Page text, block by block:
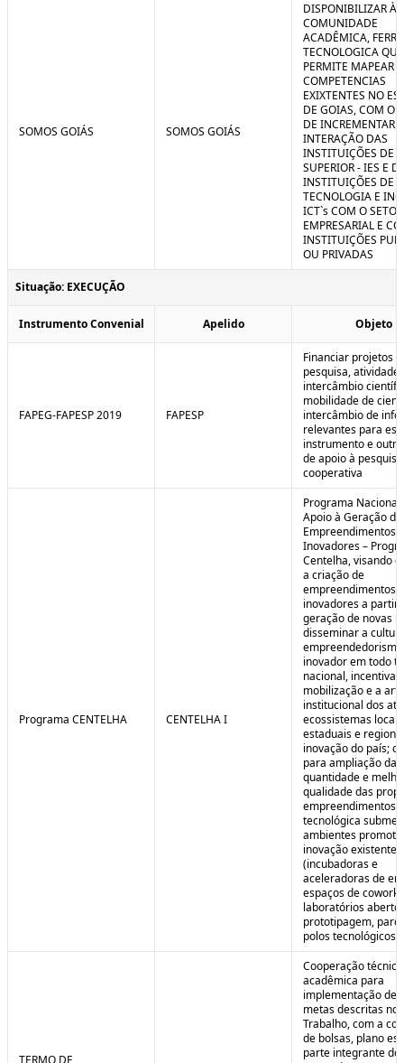
SOMOS GOIÁS SOMOS GOIÁS
DISPONIBILIZAR À
COMUNIDADE
ACADÊMICA,
TECNOLOGICA QUE
PERMITE MAPEAR
COMPETENCIAS
EXIXTENTES NO
DE GOIAS, COM O
DE INCREMENTAR A
INTERAÇÃO DAS
INSTITUIÇÕES DE
SUPERIOR - IES E
INSTITUIÇÕES DE
TECNOLOGIA E
ICT`s COM O SETOR
EMPRESARIAL E
INSTITUIÇÕES
OU PRIVADAS
Situação: EXECUÇÃO
Instrumento Convenial Apelido Objeto
FAPEG-FAPESP 2019 FAPESP
Financiar projetos
pesquisa,
intercâmbio
mobilidade de
intercâmbio de
relevantes para
instrumento e
de apoio à pesquisa
cooperativa
Programa CENTELHA CENTELHA I
Programa Nacional
Apoio à Geração de
Empreendimentos
Inovadores –
Centelha, visando
a criação de
empreendimentos
inovadores a partir
geração de novas
disseminar a
empreendedorismo
inovador em todo
nacional,
mobilização e a
institucional dos
ecossistemas
estaduais e
inovação do país;
para ampliação da
quantidade e
qualidade das
empreendimentos
tecnológica
ambientes
inovação
(incubadoras e
aceleradoras de
espaços de
laboratórios
prototipagem,
polos tecnológicos
TERMO DE
Cooperação
acadêmica para
implementação de
metas descritas no
Trabalho, com a
de bolsas, plano
parte integrante do